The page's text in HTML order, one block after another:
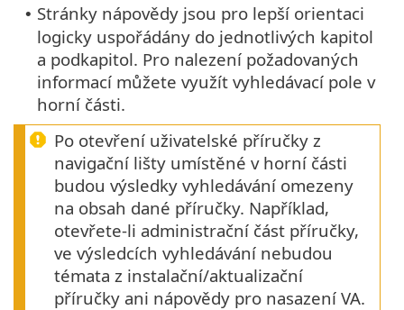
• Stránky nápovědy jsou pro lepší orientaci
logicky uspořádány do jednotlivých kapitol
a podkapitol. Pro nalezení požadovaných
informací můžete využít vyhledávací pole v
horní části.
Po otevření uživatelské příručky z
navigační lišty umístěné v horní části
budou výsledky vyhledávání omezeny
na obsah dané příručky. Například,
otevřete-li administrační část příručky,
ve výsledcích vyhledávání nebudou
témata z instalační/aktualizační
příručky ani nápovědy pro nasazení VA.